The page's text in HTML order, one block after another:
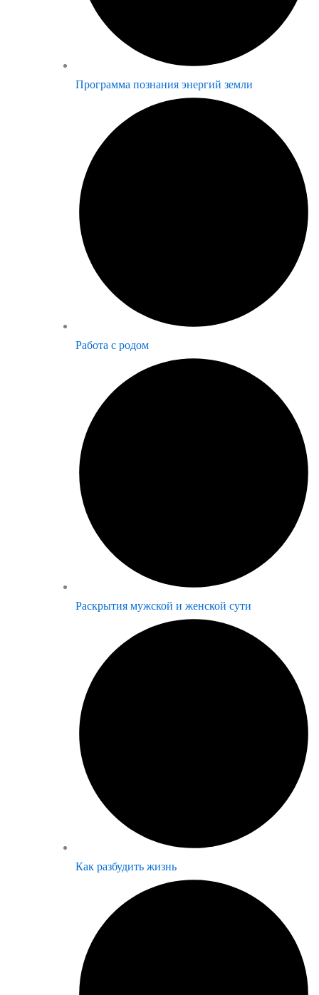
Программа познания энергий земли
Работа с родом
Раскрытия мужской и женской сути
Как разбудить жизнь